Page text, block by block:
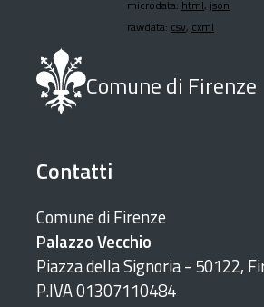
microdata: html, json
rawdata: csv, cxml
Comune di Firenze
Contatti
Comune di Firenze
Palazzo Vecchio
Piazza della Signoria - 50122,
P.IVA 01307110484